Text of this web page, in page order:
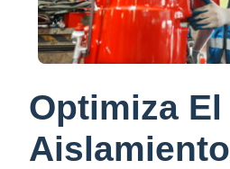
Optimiza El
Aislamiento